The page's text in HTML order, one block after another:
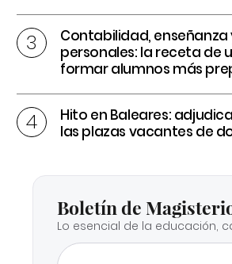
Contabilidad, enseñanza
personales: la receta de
formar alumnos más
Hito en Baleares:
las plazas vacantes de
Boletín de
Lo esencial de la educación,